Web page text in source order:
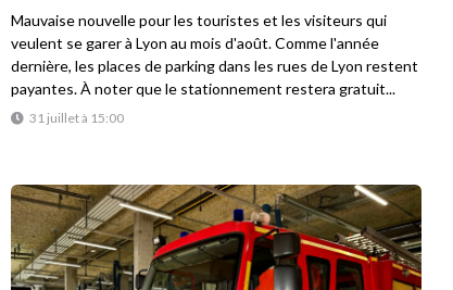
31 juillet à 15:00
Mauvaise nouvelle pour les touristes et les visiteurs qui
veulent se garer à Lyon au mois d'août. Comme l'année
dernière, les places de parking dans les rues de Lyon restent
payantes. À noter que le stationnement restera gratuit...